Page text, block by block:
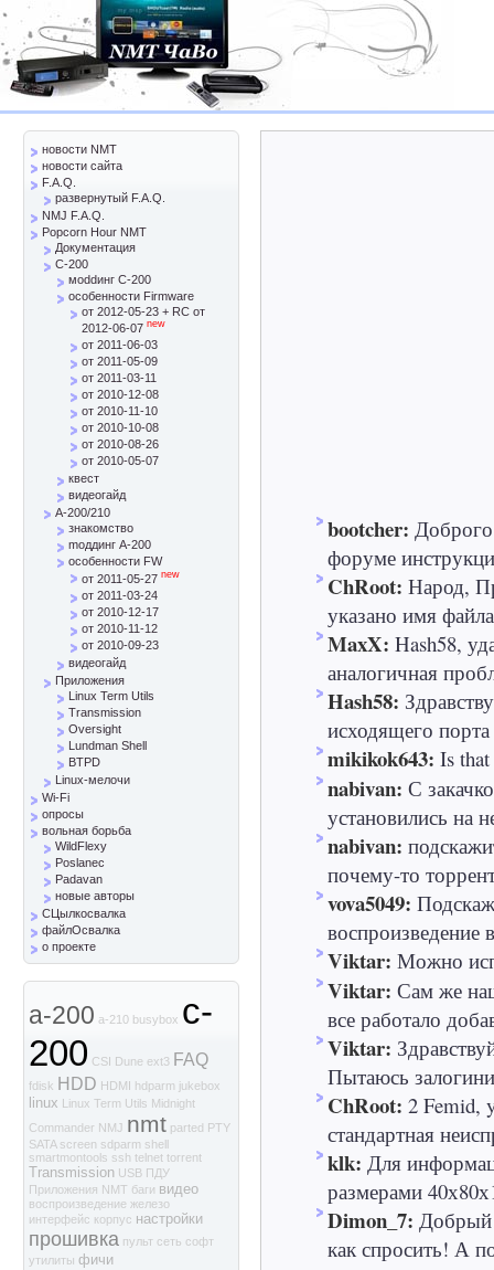
bootcher:
форуме
ChRoot: Народ,
указано имя
MaxX: Hash58,
аналогичная
Hash58:
исходящего
mikikok643: Is
nabivan: С
установились на
nabivan:
почему-то
vova5049:
воспроизведение
Viktar: Можно
Viktar: Сам же
все работало
Viktar:
Пытаюсь
ChRoot: 2 Femid,
стандартная
klk: Для
размерами
Dimon_7: Добрый
как спросить! А
новости NMT
новости сайта
F.A.Q.
развернутый F.A.Q.
NMJ F.A.Q.
Popcorn Hour NMT
Документация
C-200
моddинг C-200
особенности Firmware
от 2012-05-23 + RC от
2012-06-07 new
от 2011-06-03
от 2011-05-09
от 2011-03-11
от 2010-12-08
от 2010-11-10
от 2010-10-08
от 2010-08-26
от 2010-05-07
квест
видеогайд
A-200/210
знакомство
mоддинг A-200
особенности FW
от 2011-05-27 new
от 2011-03-24
от 2010-12-17
от 2010-11-12
от 2010-09-23
видеогайд
Приложения
Linux Term Utils
Transmission
Oversight
Lundman Shell
BTPD
Linux-мелочи
Wi-Fi
опросы
вольная борьба
WildFlexy
Poslanec
Padavan
новые авторы
СЦылкосвалка
файлОсвалка
о проекте
a-200 a-210 busybox c-
200 CSI Dune ext3 FAQ
fdisk HDD HDMI hdparm jukebox
linux Linux Term Utils Midnight
Commander NMJ nmt parted PTY
SATA screen sdparm shell
smartmontools ssh telnet torrent
Transmission USB ПДУ
Приложения NMT баги видео
воспроизведение железо
интерфейс корпус настройки
прошивка пульт сеть софт
утилиты фичи